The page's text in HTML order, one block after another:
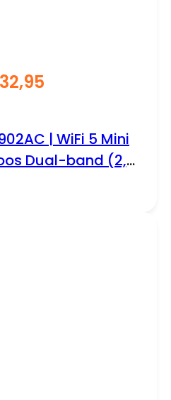
| WiFi 5 Mini
Dual-band (2,4